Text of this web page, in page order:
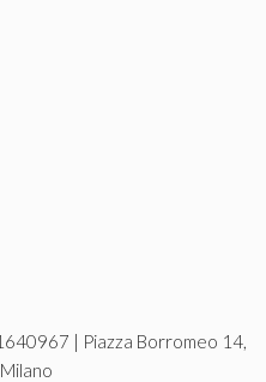
| Piazza Borromeo 14,